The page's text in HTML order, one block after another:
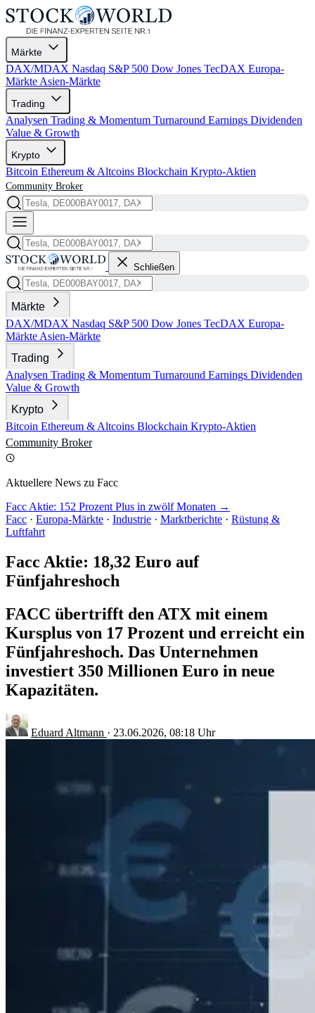
Märkte
DAX/MDAX Nasdaq S&P 500 Dow Jones TecDAX Europa-
Märkte Asien-Märkte
Trading
Analysen Trading & Momentum Turnaround Earnings Dividenden
Value & Growth
Krypto
Bitcoin Ethereum & Altcoins Blockchain Krypto-Aktien
Community Broker
Schließen
Märkte
DAX/MDAX Nasdaq S&P 500 Dow Jones TecDAX Europa-
Märkte Asien-Märkte
Trading
Analysen Trading & Momentum Turnaround Earnings Dividenden
Value & Growth
Krypto
Bitcoin Ethereum & Altcoins Blockchain Krypto-Aktien
Community Broker
Aktuellere News zu Facc
Facc Aktie: 152 Prozent Plus in zwölf Monaten →
Facc · Europa-Märkte · Industrie · Marktberichte · Rüstung &
Luftfahrt
Facc Aktie: 18,32 Euro auf
Fünfjahreshoch
FACC übertrifft den ATX mit einem
Kursplus von 17 Prozent und erreicht ein
Fünfjahreshoch. Das Unternehmen
investiert 350 Millionen Euro in neue
Kapazitäten.
Eduard Altmann · 23.06.2026, 08:18 Uhr